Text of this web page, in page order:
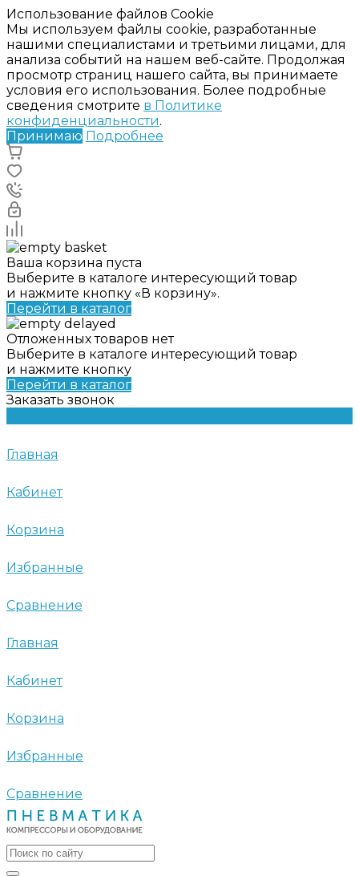
Использование файлов Cookie
Мы используем файлы cookie, разработанные
нашими специалистами и третьими лицами, для
анализа событий на нашем веб-сайте. Продолжая
просмотр страниц нашего сайта, вы принимаете
условия его использования. Более подробные
сведения смотрите в Политике
конфиденциальности.
Принимаю Подробнее
Ваша корзина пуста
Выберите в каталоге интересующий товар
и нажмите кнопку «В корзину».
Перейти в каталог
Отложенных товаров нет
Выберите в каталоге интересующий товар
и нажмите кнопку
Перейти в каталог
Заказать звонок
Главная
Кабинет
Корзина
Избранные
Сравнение
Главная
Кабинет
Корзина
Избранные
Сравнение